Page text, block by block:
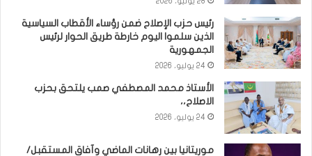
رئيس حزب الإصلاح ضمن رؤساء الأقطاب السياسية
الذين سلموا اليوم خارطة طريق الحوار لرئيس
الجمهورية
24 يوليو، 2026
الأستاذ محمد المصطفي صمب يلتحق بحزب
الاصلاح،،
24 يوليو، 2026
موريتانيا بين رهانات الماضي وآفاق المستقبل/